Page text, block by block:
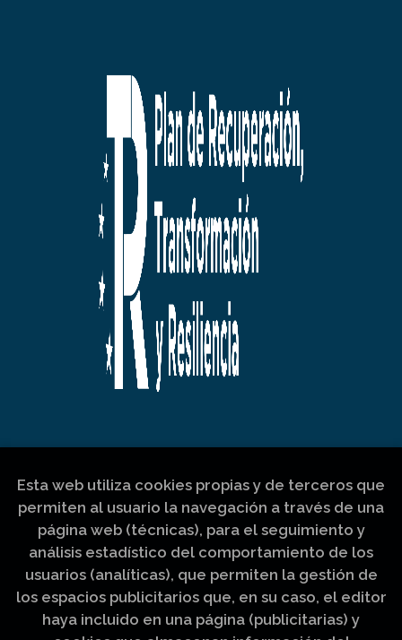
Esta web utiliza cookies propias y de terceros que
permiten al usuario la navegación a través de una
página web (técnicas), para el seguimiento y
análisis estadístico del comportamiento de los
usuarios (analíticas), que permiten la gestión de
los espacios publicitarios que, en su caso, el editor
haya incluido en una página (publicitarias) y